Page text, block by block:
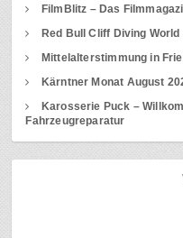
FilmBlitz – Das
Red Bull Cliff Diving
Mittelalterstimmung in
Kärntner Monat August
Karosserie Puck –
Fahrzeugreparatur